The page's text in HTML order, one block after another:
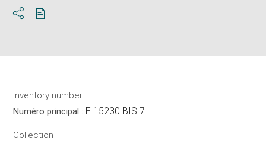
Inventory number
Numéro principal : E 15230 BIS 7
Collection